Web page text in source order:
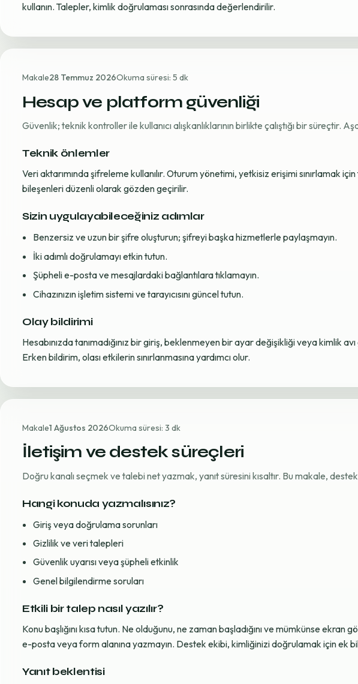
kullanın. Talepler, kimlik doğrulaması sonrasında değerlendirilir.
Makale28 Temmuz 2026Okuma süresi: 5 dk
Hesap ve platform güvenliği
Güvenlik; teknik kontroller ile kullanıcı alışkanlıklarının birlikte çalıştığı bir süreçtir.
Teknik önlemler
Veri aktarımında şifreleme kullanılır. Oturum yönetimi, yetkisiz erişimi sınırlamak
bileşenleri düzenli olarak gözden geçirilir.
Sizin uygulayabileceğiniz adımlar
Benzersiz ve uzun bir şifre oluşturun; şifreyi başka hizmetlerle paylaşmayın.
İki adımlı doğrulamayı etkin tutun.
Şüpheli e-posta ve mesajlardaki bağlantılara tıklamayın.
Cihazınızın işletim sistemi ve tarayıcısını güncel tutun.
Olay bildirimi
Hesabınızda tanımadığınız bir giriş, beklenmeyen bir ayar değişikliği veya kimlik
Erken bildirim, olası etkilerin sınırlanmasına yardımcı olur.
Makale1 Ağustos 2026Okuma süresi: 3 dk
İletişim ve destek süreçleri
Doğru kanalı seçmek ve talebi net yazmak, yanıt süresini kısaltır. Bu makale,
Hangi konuda yazmalısınız?
Giriş veya doğrulama sorunları
Gizlilik ve veri talepleri
Güvenlik uyarısı veya şüpheli etkinlik
Genel bilgilendirme soruları
Etkili bir talep nasıl yazılır?
Konu başlığını kısa tutun. Ne olduğunu, ne zaman başladığını ve mümkünse
e-posta veya form alanına yazmayın. Destek ekibi, kimliğinizi doğrulamak için ek
Yanıt beklentisi